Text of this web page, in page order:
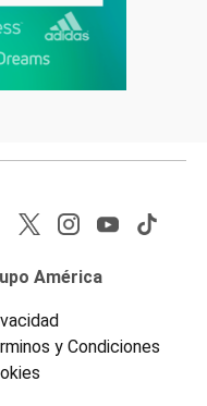
América
y Condiciones